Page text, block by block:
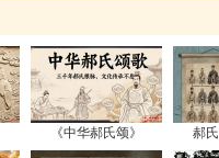
《中华郝氏颂》 郝